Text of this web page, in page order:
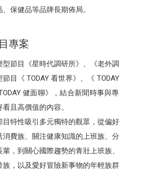
保健品等品牌長期佈局。
專案
型節目《星時代調研所》、《老外調
目《 TODAY 看世界》、《 TODAY
健面聊》，結合新聞時事與專
且高價值的內容。
目特性吸引多元獨特的觀眾，從偏好
消費族、關注健康知識的上班族、分
，到關心國際趨勢的青壯上班族、
族，以及愛好冒險新事物的年輕族群